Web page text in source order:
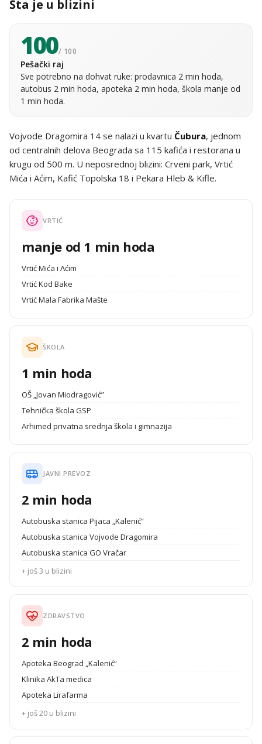
Šta je u blizini
100/ 100
Pešački raj
Sve potrebno na dohvat ruke: prodavnica 2 min hoda,
autobus 2 min hoda, apoteka 2 min hoda, škola manje od
1 min hoda.
Vojvode Dragomira 14 se nalazi u kvartu Čubura, jednom
od centralnih delova Beograda sa 115 kafića i restorana u
krugu od 500 m. U neposrednoj blizini: Crveni park, Vrtić
Mića i Aćim, Kafić Topolska 18 i Pekara Hleb & Kifle.
VRTIĆ
manje od 1 min hoda
Vrtić Mića i Aćim
Vrtić Kod Bake
Vrtić Mala Fabrika Mašte
ŠKOLA
1 min hoda
OŠ „Jovan Miodragović”
Tehnička škola GSP
Arhimed privatna srednja škola i gimnazija
JAVNI PREVOZ
2 min hoda
Autobuska stanica Pijaca „Kalenić”
Autobuska stanica Vojvode Dragomira
Autobuska stanica GO Vračar
+ još 3 u blizini
ZDRAVSTVO
2 min hoda
Apoteka Beograd „Kalenić”
Klinika AkTa medica
Apoteka Lirafarma
+ još 20 u blizini